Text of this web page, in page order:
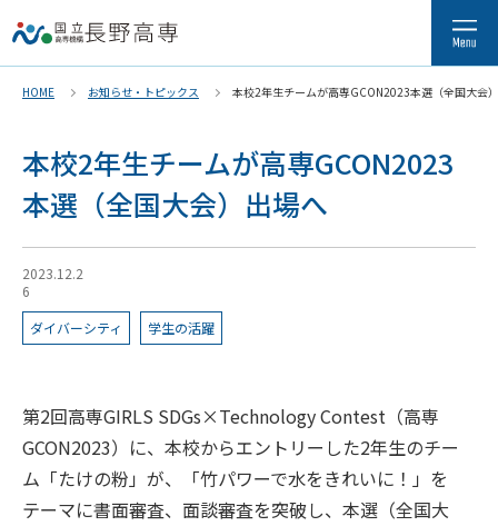
HOME お知らせ・トピックス 本校2年生チームが高専GCON2023本選（全国大会
本校2年生チームが高専GCON2023
本選（全国大会）出場へ
2023.12.2
6
ダイバーシティ
学生の活躍
第2回高専GIRLS SDGs×Technology Contest（高専
GCON2023）に、本校からエントリーした2年生のチー
ム「たけの粉」が、「竹パワーで水をきれいに！」を
テーマに書面審査、面談審査を突破し、本選（全国大